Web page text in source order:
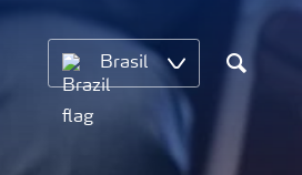
Brasil
Search